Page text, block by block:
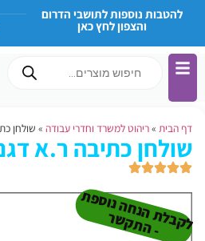
להטבות נוספות לתושבי הדרום
והצפון לחץ כאן
דף הבית »ריהוט למשרד וחדרי עבודה » שולחן
שולחן כתיבה ר.א דגם
ל
ק
ב
ל
ת
הנ
ח
ה נו
ס
פ
ת
-
ה
ת
ק
ש
ר